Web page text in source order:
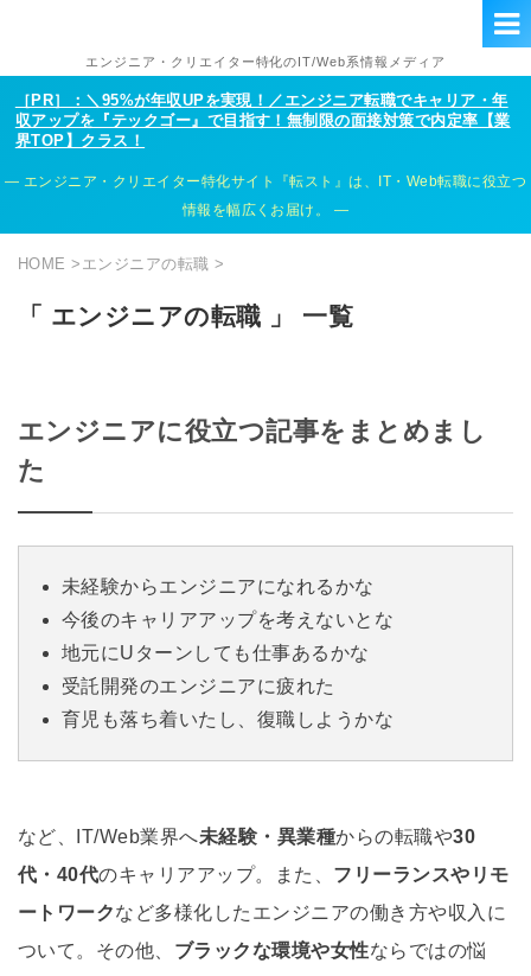
エンジニア・クリエイター特化のIT/Web系情報メディア
［PR］：＼95%が年収UPを実現！／エンジニア転職でキャリア・年
収アップを『テックゴー』で目指す！無制限の面接対策で内定率【業
界TOP】クラス！
エンジニア・クリエイター特化サイト『転スト』は、IT・Web転職に役立つ
情報を幅広くお届け。
HOME > エンジニアの転職 >
「 エンジニアの転職 」 一覧
エンジニアに役立つ記事をまとめまし
た
未経験からエンジニアになれるかな
今後のキャリアアップを考えないとな
地元にUターンしても仕事あるかな
受託開発のエンジニアに疲れた
育児も落ち着いたし、復職しようかな
など、IT/Web業界へ未経験・異業種からの転職や30
代・40代のキャリアアップ。また、 フリーランスやリモ
ートワークなど多様化したエンジニアの働き方や収入に
ついて。その他、 ブラックな環境や女性ならではの悩